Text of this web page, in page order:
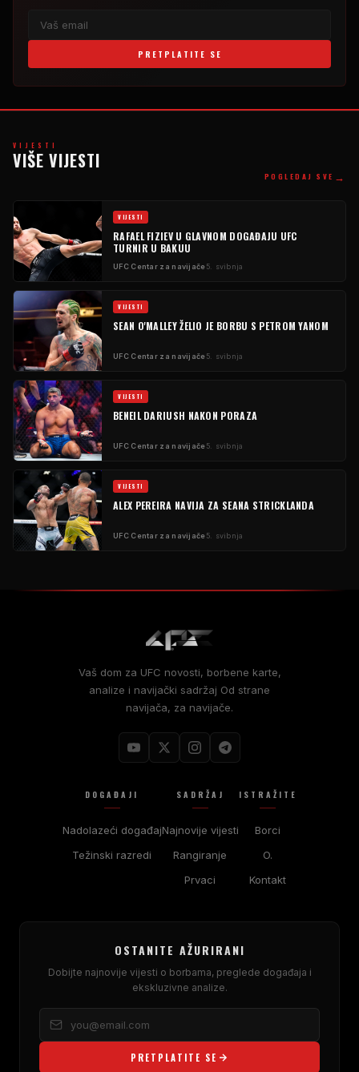
PRETPLATITE SE
VIJESTI
VIŠE VIJESTI
POGLEDAJ SVE →
VIJESTI
RAFAEL FIZIEV U GLAVNOM DOGAĐAJU UFC
TURNIR U BAKUU
UFCCentar za navijače5. svibnja
VIJESTI
SEAN O'MALLEY ŽELIO JE BORBU S PETROM YANOM
UFCCentar za navijače5. svibnja
VIJESTI
BENEIL DARIUSH NAKON PORAZA
UFCCentar za navijače5. svibnja
VIJESTI
ALEX PEREIRA NAVIJA ZA SEANA STRICKLANDA
UFCCentar za navijače5. svibnja
Vaš dom za UFC novosti, borbene karte,
analize i navijački sadržaj Od strane
navijača, za navijače.
DOGAĐAJI
Nadolazeći događaj
Težinski razredi
SADRŽAJ
Najnovije vijesti
Rangiranje
Prvaci
ISTRAŽITE
Borci
O.
Kontakt
OSTANITE AŽURIRANI
Dobijte najnovije vijesti o borbama, preglede događaja i
ekskluzivne analize.
PRETPLATITE SE